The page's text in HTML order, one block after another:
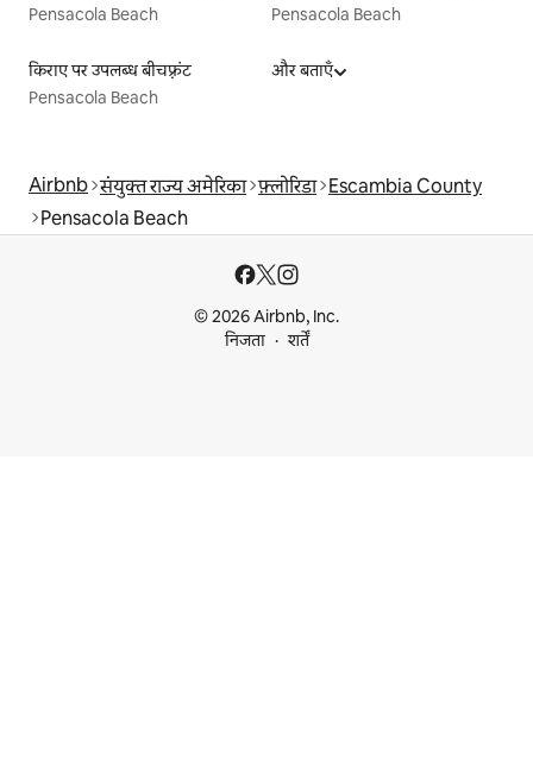
Pensacola Beach
Pensacola Beach
किराए पर उपलब्ध बीचफ़्रंट
Pensacola Beach
और बताएँ
Airbnb संयुक्त राज्य अमेरिका फ़्लोरिडा Escambia County
Pensacola Beach
© 2026 Airbnb, Inc.
निजता
शर्तें